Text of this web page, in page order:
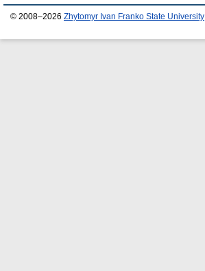
© 2008–2026 Zhytomyr Ivan Franko State University